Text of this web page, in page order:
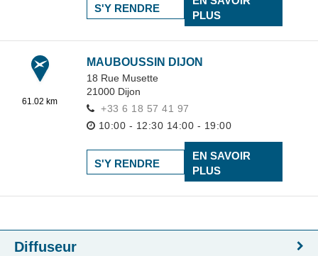
PLUS
S'Y RENDRE
61.02 km
MAUBOUSSIN DIJON
18 Rue Musette
21000 Dijon
+33 6 18 57 41 97
10:00 - 12:30 14:00 - 19:00
EN SAVOIR
PLUS
S'Y RENDRE
Diffuseur